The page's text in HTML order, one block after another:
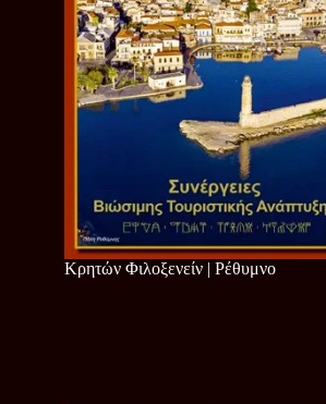
Κρητών Φιλοξενείν | Ρέθυμνο